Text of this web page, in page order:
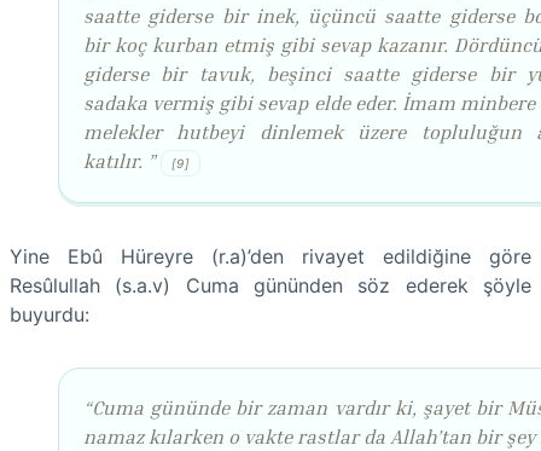
saatte giderse bir inek, üçüncü saatte giderse
bir koç kurban etmiş gibi sevap kazanır.
giderse bir tavuk, beşinci saatte giderse bir
sadaka vermiş gibi sevap elde eder. İmam minbere
melekler hutbeyi dinlemek üzere topluluğun
katılır. ”
[9]
Yine Ebû Hüreyre (r.a)’den rivayet edildiğine göre
Resûlullah (s.a.v) Cuma gününden söz ederek şöyle
buyurdu:
“Cuma gününde bir zaman vardır ki, şayet bir
namaz kılarken o vakte rastlar da Allah’tan bir şey